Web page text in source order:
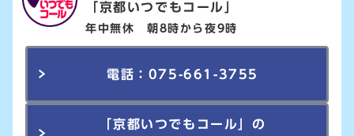
「京都いつでもコール」
年中無休 朝8時から夜9時
電話：075-661-3755
「京都いつでもコール」の